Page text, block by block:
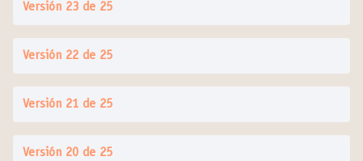
Versión 23 de 25
Versión 22 de 25
Versión 21 de 25
Versión 20 de 25